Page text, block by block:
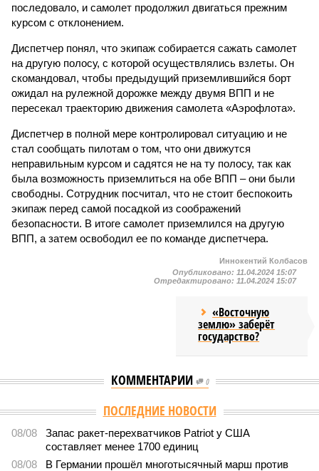
последовало, и самолет продолжил двигаться прежним
курсом с отклонением.
Диспетчер понял, что экипаж собирается сажать самолет
на другую полосу, с которой осуществлялись взлеты. Он
скомандовал, чтобы предыдущий приземлившийся борт
ожидал на рулежной дорожке между двумя ВПП и не
пересекал траекторию движения самолета «Аэрофлота».
Диспетчер в полной мере контролировал ситуацию и не
стал сообщать пилотам о том, что они движутся
неправильным курсом и садятся не на ту полосу, так как
была возможность приземлиться на обе ВПП – они были
свободны. Сотрудник посчитал, что не стоит беспокоить
экипаж перед самой посадкой из соображений
безопасности. В итоге самолет приземлился на другую
ВПП, а затем освободил ее по команде диспетчера.
Иннокентий Колбасов
Опубликовано: 11.04.2024 15:07
Отредактировано: 11.04.2024 15:07
«Восточную
землю» заберёт
государство?
КОММЕНТАРИИ 0
ПОСЛЕДНИЕ НОВОСТИ
08/08
Запас ракет-перехватчиков Patriot у США
составляет менее 1700 единиц
08/08
В Германии прошёл многотысячный марш против